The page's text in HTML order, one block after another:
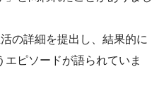
の詳細を提出し、結果的に
ピソードが語られていま